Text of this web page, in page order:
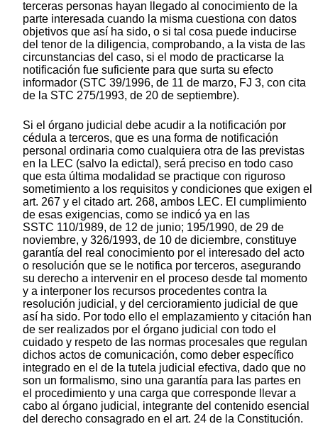
terceras personas hayan llegado al conocimiento de la
parte interesada cuando la misma cuestiona con datos
objetivos que así ha sido, o si tal cosa puede inducirse
del tenor de la diligencia, comprobando, a la vista de las
circunstancias del caso, si el modo de practicarse la
notificación fue suficiente para que surta su efecto
informador (STC 39/1996, de 11 de marzo, FJ 3, con cita
de la STC 275/1993, de 20 de septiembre).
Si el órgano judicial debe acudir a la notificación por
cédula a terceros, que es una forma de notificación
personal ordinaria como cualquiera otra de las previstas
en la LEC (salvo la edictal), será preciso en todo caso
que esta última modalidad se practique con riguroso
sometimiento a los requisitos y condiciones que exigen el
art. 267 y el citado art. 268, ambos LEC. El cumplimiento
de esas exigencias, como se indicó ya en las
SSTC 110/1989, de 12 de junio; 195/1990, de 29 de
noviembre, y 326/1993, de 10 de diciembre, constituye
garantía del real conocimiento por el interesado del acto
o resolución que se le notifica por terceros, asegurando
su derecho a intervenir en el proceso desde tal momento
y a interponer los recursos procedentes contra la
resolución judicial, y del cercioramiento judicial de que
así ha sido. Por todo ello el emplazamiento y citación han
de ser realizados por el órgano judicial con todo el
cuidado y respeto de las normas procesales que regulan
dichos actos de comunicación, como deber específico
integrado en el de la tutela judicial efectiva, dado que no
son un formalismo, sino una garantía para las partes en
el procedimiento y una carga que corresponde llevar a
cabo al órgano judicial, integrante del contenido esencial
del derecho consagrado en el art. 24 de la Constitución.